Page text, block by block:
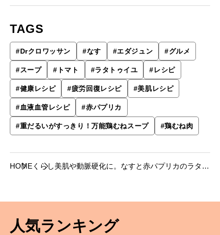
TAGS
#Drクロワッサン #なす #エダジュン #グルメ
#スープ # トマト #ラタトゥイユ #レシピ
#健康レシピ #疲労回復レシピ #美肌レシピ
#血液血管レシピ #赤パプリカ
#重だるいがすっきり！万能鶏むねスープ #鶏むね肉
HOME くらし美肌や動脈硬化に。なすと赤パプリカのラタト
人気ランキング